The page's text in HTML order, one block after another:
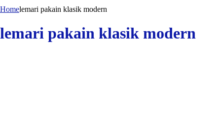
Homelemari pakain klasik modern
lemari pakain klasik modern